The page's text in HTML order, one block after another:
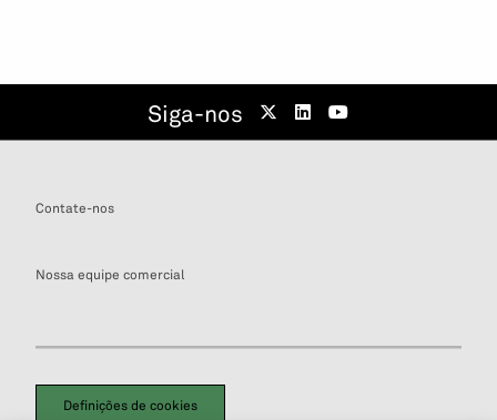
Siga-nos
Contate-nos
Nossa equipe comercial
Definições de cookies